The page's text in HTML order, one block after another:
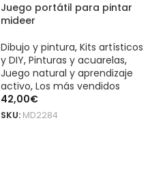
Juego portátil para pintar
mideer
Dibujo y pintura, Kits artísticos
y DIY, Pinturas y acuarelas,
Juego natural y aprendizaje
activo, Los más vendidos
42,00€
SKU: MD2284